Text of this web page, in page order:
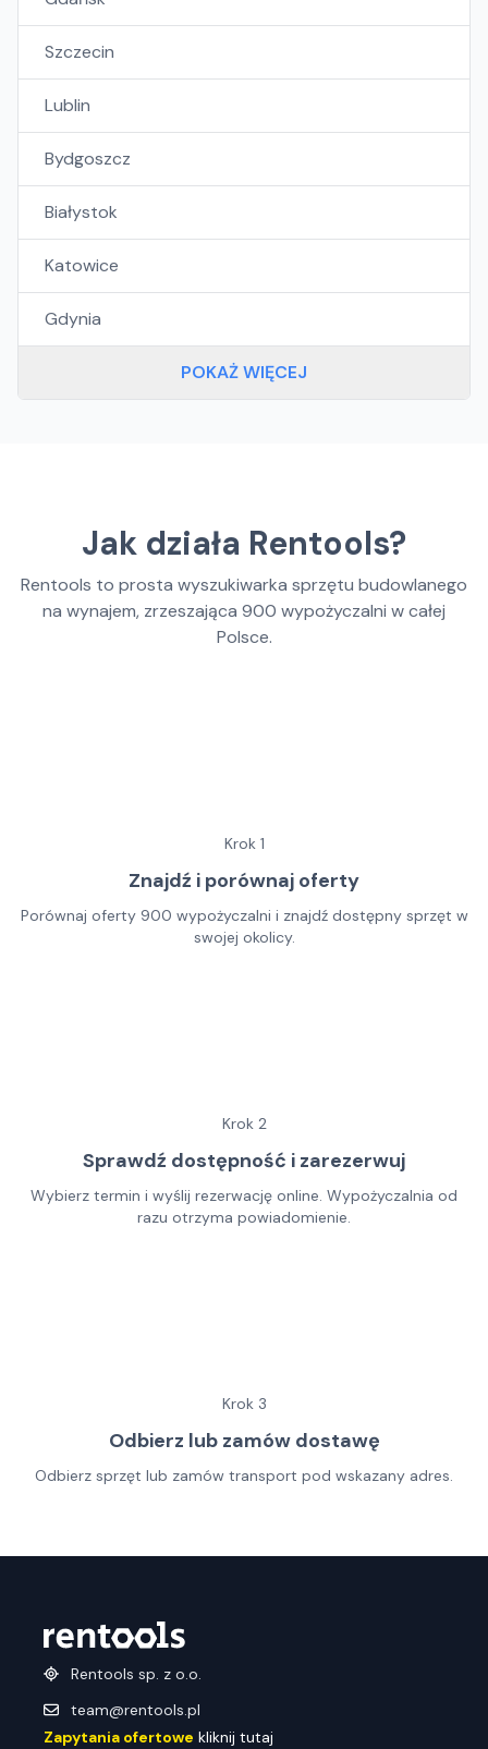
Szczecin
Lublin
Bydgoszcz
Białystok
Katowice
Gdynia
POKAŻ WIĘCEJ
Jak działa Rentools?
Rentools to prosta wyszukiwarka sprzętu budowlanego
na wynajem, zrzeszająca 900 wypożyczalni w całej
Polsce.
Krok 1
Znajdź i porównaj oferty
Porównaj oferty 900 wypożyczalni i znajdź dostępny sprzęt w
swojej okolicy.
Krok 2
Sprawdź dostępność i zarezerwuj
Wybierz termin i wyślij rezerwację online. Wypożyczalnia od
razu otrzyma powiadomienie.
Krok 3
Odbierz lub zamów dostawę
Odbierz sprzęt lub zamów transport pod wskazany adres.
Rentools sp. z o.o.
team@rentools.pl
Zapytania ofertowe kliknij tutaj